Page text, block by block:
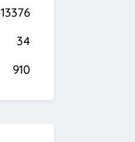
13376
34
910